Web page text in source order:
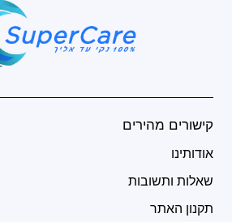
קישורים מהירים
אודותינו
שאלות ותשובות
תקנון האתר